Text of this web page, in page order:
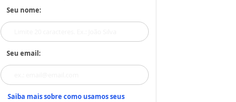
Seu nome:
Seu email:
Saiba mais sobre como usamos seus